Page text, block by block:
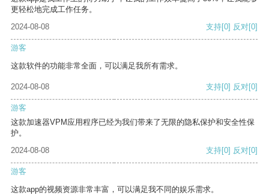
更轻松地完成工作任务。
2024-08-08
支持[0] 反对[0]
游客
这款软件的功能非常全面，可以满足我所有需求。
2024-08-08 支持[0] 反对[0]
游客
这款加速器VPM应用程序已经为我们带来了无限的隐私保护和安全性保
护。
2024-08-08
支持[0] 反对[0]
游客
这款app的视频资源非常丰富，可以满足我不同的娱乐需求。